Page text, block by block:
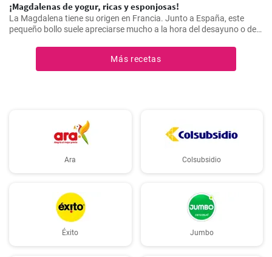
¡Magdalenas de yogur, ricas y esponjosas!
La Magdalena tiene su origen en Francia. Junto a España, este
pequeño bollo suele apreciarse mucho a la hora del desayuno o de
magdalenas van a salir muy ricas y esponjosas! ¡No os la perdáis!
Más recetas
Ara Colsubsidio
Éxito Jumbo